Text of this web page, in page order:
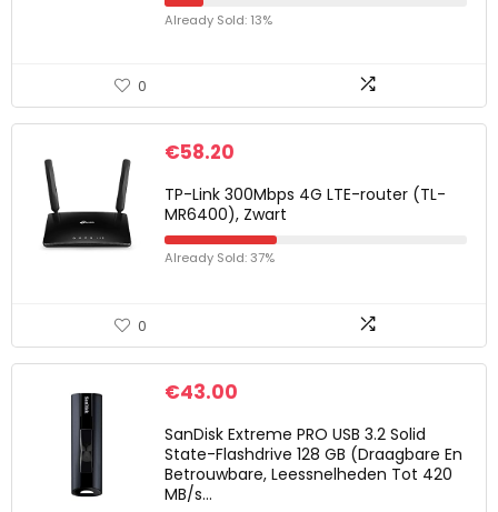
Already Sold: 13%
0
€58.20
TP-Link 300Mbps 4G LTE-router (TL-
MR6400), Zwart
Already Sold: 37%
0
€43.00
SanDisk Extreme PRO USB 3.2 Solid
State-Flashdrive 128 GB (Draagbare En
Betrouwbare, Leessnelheden Tot 420
MB/s…